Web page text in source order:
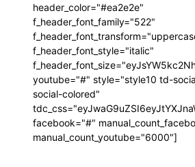
header_color="#ea2e2e"
f_header_font_family="522"
f_header_font_style="italic"
youtube="#" style="style10 td-
social-colored"
facebook="#"
manual_count_youtube="6000"]